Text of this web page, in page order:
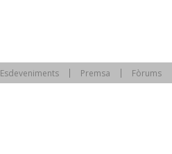
Esdeveniments Premsa Fòrums